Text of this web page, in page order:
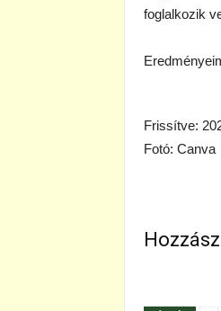
foglalkozik
Frissítve:
Fotó: Canva